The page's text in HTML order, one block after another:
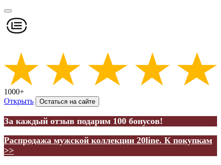
1000+
Открыть
Остаться на сайте
За каждый отзыв подарим 100 бонусов!
Распродажа мужской коллекции 20line. К покупкам
>>